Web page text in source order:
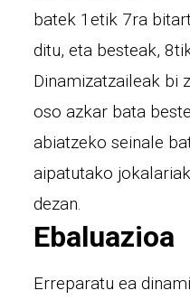
batek 1etik 7ra
ditu, eta besteak,
Dinamizatzaileak bi
oso azkar bata
abiatzeko seinale
aipatutako
dezan.
Ebaluazioa
Erreparatu ea